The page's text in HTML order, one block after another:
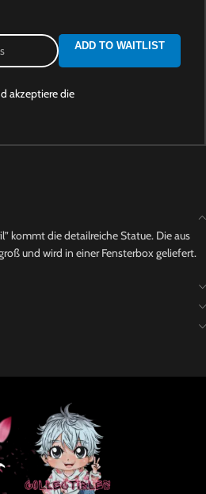
ADD TO WAITLIST
akzeptiere die
kommt die detailreiche Statue. Die aus
und wird in einer Fensterbox geliefert.